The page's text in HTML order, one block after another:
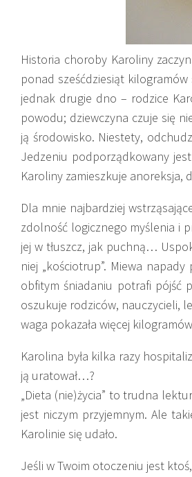
Historia choroby Karoliny
ponad sześćdziesiąt
jednak drugie dno – rodzice
powodu; dziewczyna czuje się
ją środowisko. Niestety,
Jedzeniu podporządkowany
Karoliny zamieszkuje anoreksja,
Dla mnie najbardziej
zdolność logicznego myślenia i
jej w tłuszcz, jak puchną…
niej „kościotrup”. Miewa
obfitym śniadaniu potrafi pójść
oszukuje rodziców, nauczycieli,
waga pokazała więcej
Karolina była kilka razy
ją uratował…?
„Dieta (nie)życia” to trudna
jest niczym przyjemnym. Ale
Karolinie się udało.
Jeśli w Twoim otoczeniu jest